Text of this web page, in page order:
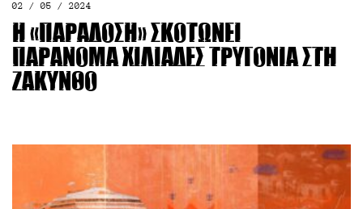
02 / 05 / 2024
Η «παράδοση» σκοτώνει
παράνομα χιλιάδες τρυγόνια στη
Ζάκυνθο